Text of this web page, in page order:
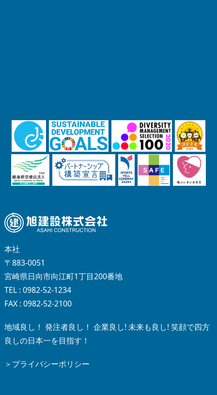
本社
〒883-0051
宮崎県日向市向江町1丁目200番地
TEL : 0982-52-1234
FAX : 0982-52-2100
地域良し！ 発注者良し！ 企業良し! 未来も良し! 笑顔で四方
良しの日本一を目指す！
＞プライバシーポリシー